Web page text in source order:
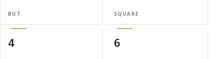
BUT SQUARE
4 6